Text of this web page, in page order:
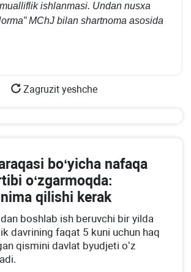
ishlanmasi. Undan nusхa
MChJ bilan shartnoma asosida
Zagruzit yeshche
boʻyicha nafaqa
oʻzgarmoqda:
qilishi kerak
boshlab ish beruvchi bir yilda
davrining faqat 5 kuni uchun haq
qismini davlat byudjeti oʻz